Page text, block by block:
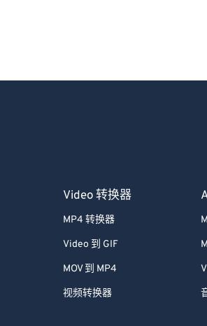
Video 转换器
MP4 转换器
Video 到 GIF
MOV 到 MP4
视频转换器